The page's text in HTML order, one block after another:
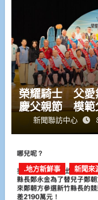
榮耀騎士 父
慶父親節 模範
新聞聯訪中心
.地方新鮮事 新聞來